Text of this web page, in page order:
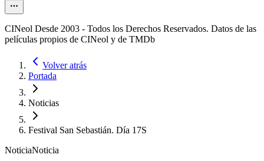
CINeol Desde 2003 - Todos los Derechos Reservados. Datos de las
películas propios de CINeol y de TMDb
Volver atrás
Portada
Noticias
Festival San Sebastián. Día 17S
NoticiaNoticia